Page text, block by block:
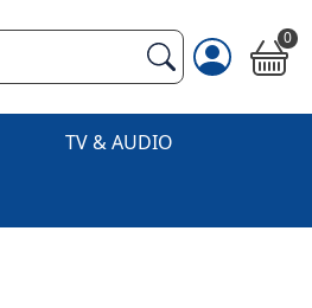
0
TV & AUDIO